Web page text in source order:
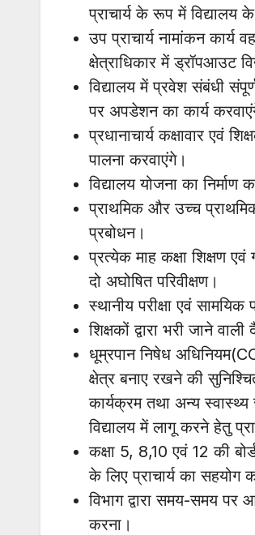
प्राचार्य के रूप में विद्यालय
उप प्राचार्य नामांकन कार्य
क्षेत्राधिकार में ड्रॉपआउट
विद्यालय में प्रवेश संबंधी
पर अपडेशन का कार्य
प्रधानाचार्य कक्षावार एवं
पालना करवाएंगे।
विद्यालय योजना का
प्राथमिक और उच्च
प्रबोधन।
प्रत्येक माह कक्षा शिक्षण
दो अघोषित परिवीक्षण।
स्थानीय परीक्षा एवं
शिक्षकों द्वारा भरी जाने
धूम्रपान निषेध
क्षेत्र बनाए रखने की
कार्यक्रम तथा अन्य स्वास्थ्य
विद्यालय में लागू करने हेतु
कक्षा 5, 8,10 एवं 12 की
के लिए प्राचार्य का सहयोग
विभाग द्वारा समय-समय पर
करना।